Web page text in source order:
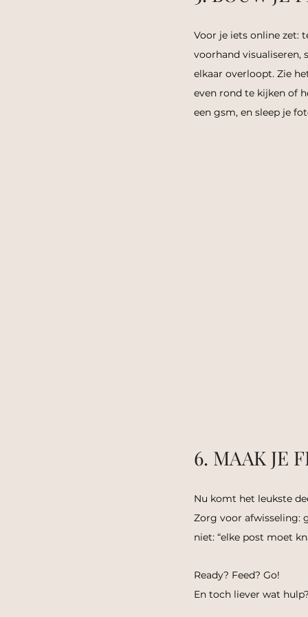
Voor je iets online zet:
voorhand visualiseren,
elkaar overloopt. Zie
even rond te kijken of
een gsm, en sleep je
6. MAAK JE
Nu komt het leukste
Zorg voor afwisseling:
niet: “elke post moet
Ready? Feed? Go!
En toch liever wat